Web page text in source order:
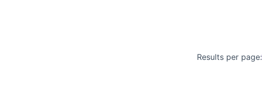
Results per page: